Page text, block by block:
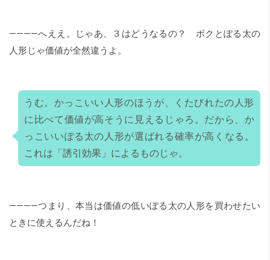
――――へええ。じゃあ、３はどうなるの？ ボクとぽる太の
人形じゃ価値が全然違うよ。
うむ。かっこいい人形のほうが、くたびれたの人形
に比べて価値が高そうに見えるじゃろ。だから、か
っこいいぽる太の人形が選ばれる確率が高くなる。
これは「誘引効果」によるものじゃ。
――――つまり、本当は価値の低いぽる太の人形を買わせたい
ときに使えるんだね！